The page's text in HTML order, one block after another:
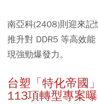
南亞科(2408)則迎來記
推升對 DDR5 等高效
現強勁爆發力。
台塑「特化帝國
113項轉型專案